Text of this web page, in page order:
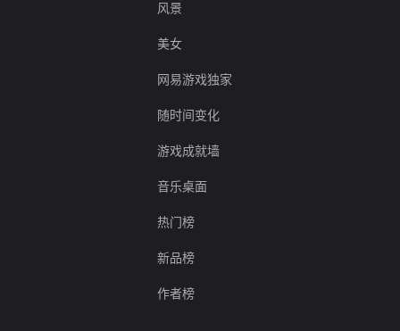
风景
美女
网易游戏独家
随时间变化
游戏成就墙
音乐桌面
热门榜
新品榜
作者榜